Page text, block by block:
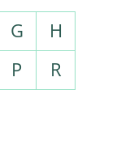
G
H
P
R